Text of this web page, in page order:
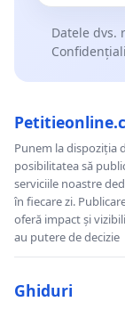
Datele dvs.
Punem la dispoziția
posibilitatea să
serviciile noastre
în fiecare zi.
oferă impact și
au putere de decizie
Ghiduri